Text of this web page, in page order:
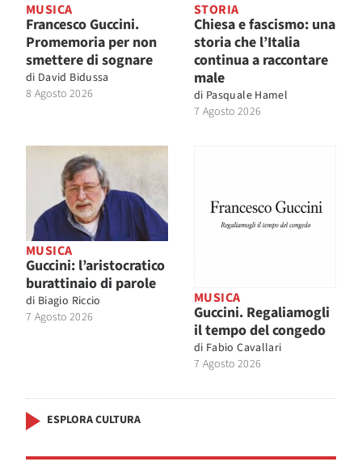
MUSICA
Francesco Guccini.
Promemoria per non
smettere di sognare
di David Bidussa
8 Agosto 2026
STORIA
Chiesa e fascismo: una
storia che l’Italia
continua a raccontare
male
di Pasquale Hamel
7 Agosto 2026
MUSICA
Guccini: l’aristocratico
burattinaio di parole
di Biagio Riccio
7 Agosto 2026
MUSICA
Guccini. Regaliamogli
il tempo del congedo
di Fabio Cavallari
7 Agosto 2026
ESPLORA CULTURA